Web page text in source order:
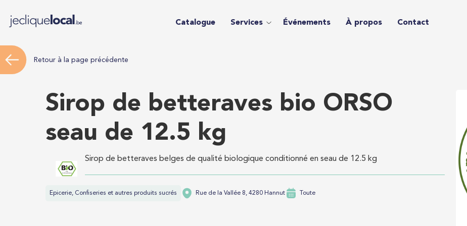
Catalogue Services Événements À propos Contact
Retour à la page précédente
Sirop de betteraves bio ORSO
seau de 12.5 kg
Sirop de betteraves belges de qualité biologique conditionné en seau de 12.5 kg
Epicerie, Confiseries et autres produits sucrés Rue de la Vallée 8, 4280 Hannut Toute